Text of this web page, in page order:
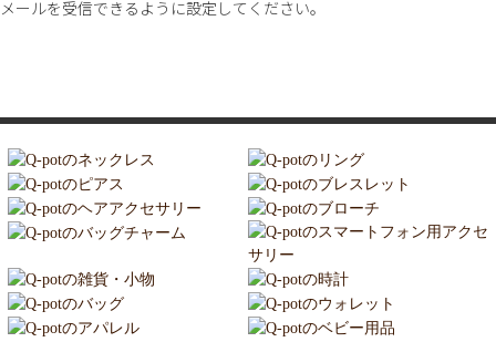
メールを受信できるように設定してください。